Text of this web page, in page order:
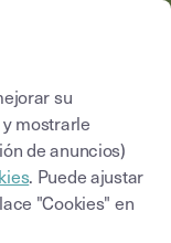
temporal
Saisissez un terme
su
mostrarle
de anuncios)
. Puede ajustar
"Cookies" en